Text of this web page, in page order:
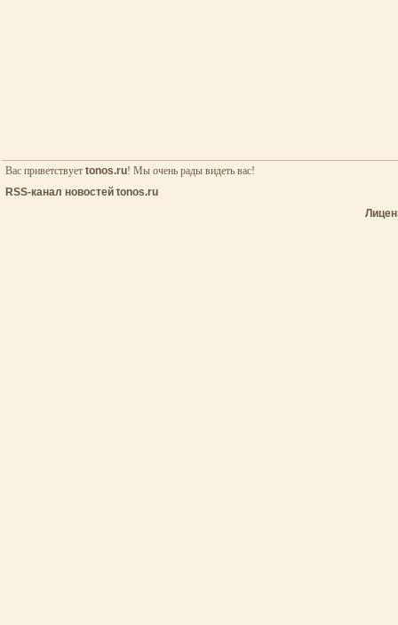
Вас приветствует tonos.ru! Мы очень рады видеть вас!
RSS-канал новостей tonos.ru